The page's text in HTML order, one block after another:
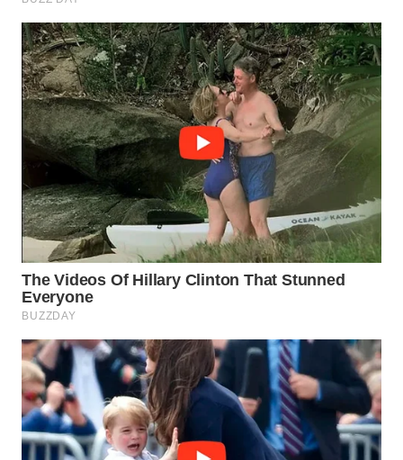
BINTAN
WN
MANDALIKA
WN
LIKUPANG
WN
LABUANBAJO
WN
BORNEO
Wahana
Media
Group
WAHANA
NEWS